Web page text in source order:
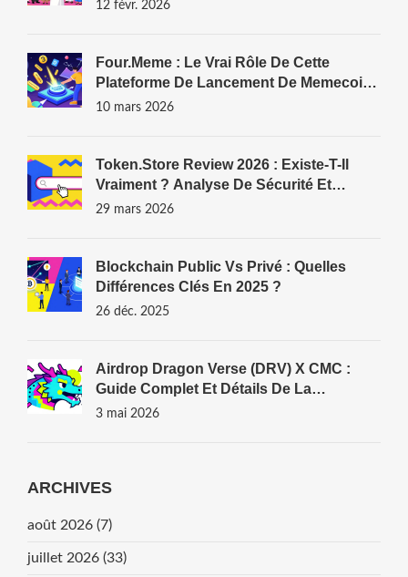
12 févr. 2026
Four.Meme : Le Vrai Rôle De Cette
Plateforme De Lancement De Memecoins
Sur BNB Chain
10 mars 2026
Token.store Review 2026 : Existe-T-Il
Vraiment ? Analyse De Sécurité Et
Meilleures Alternatives
29 mars 2026
Blockchain Public Vs Privé : Quelles
Différences Clés En 2025 ?
26 déc. 2025
Airdrop Dragon Verse (DRV) X CMC :
Guide Complet Et Détails De La
Campagne NFT
3 mai 2026
ARCHIVES
août 2026 (7)
juillet 2026 (33)